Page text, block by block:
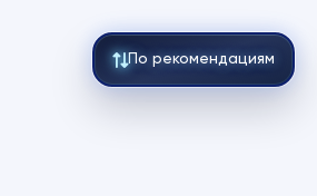
По рекомендациям